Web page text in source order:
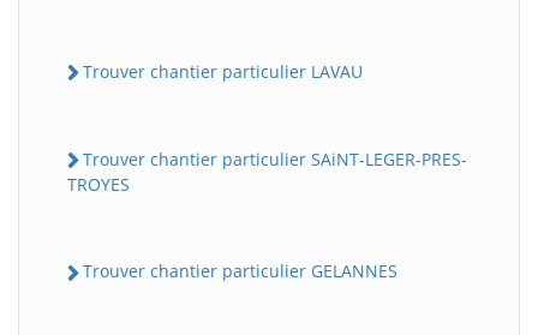
Trouver chantier particulier LAVAU
Trouver chantier particulier SAiNT-LEGER-PRES-
TROYES
Trouver chantier particulier GELANNES